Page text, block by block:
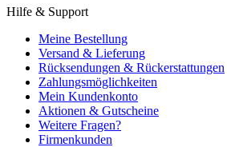
Hilfe & Support
Meine Bestellung
Versand & Lieferung
Rücksendungen & Rückerstattungen
Zahlungsmöglichkeiten
Mein Kundenkonto
Aktionen & Gutscheine
Weitere Fragen?
Firmenkunden